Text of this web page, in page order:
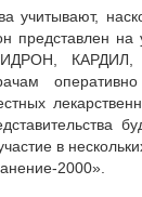
учитывают,
представлен
в
2000».